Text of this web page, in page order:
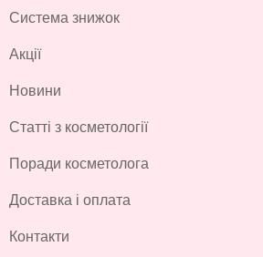
Система знижок
Акції
Новини
Статті з косметології
Поради косметолога
Доставка і оплата
Контакти